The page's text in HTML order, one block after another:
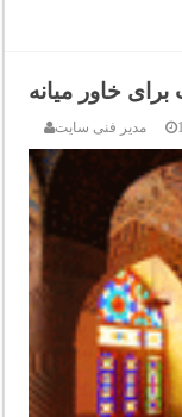
خاور میانه
مدیر فنی سایت